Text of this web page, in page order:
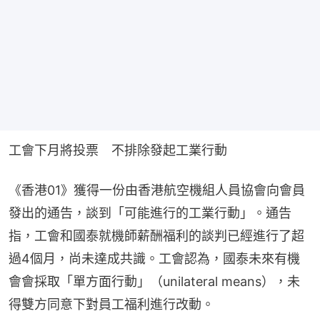
工會下月將投票　不排除發起工業行動
《香港01》獲得一份由香港航空機組人員協會向會員
發出的通告，談到「可能進行的工業行動」。通告
指，工會和國泰就機師薪酬福利的談判已經進行了超
過4個月，尚未達成共識。工會認為，國泰未來有機
會會採取「單方面行動」（unilateral means），未
得雙方同意下對員工福利進行改動。